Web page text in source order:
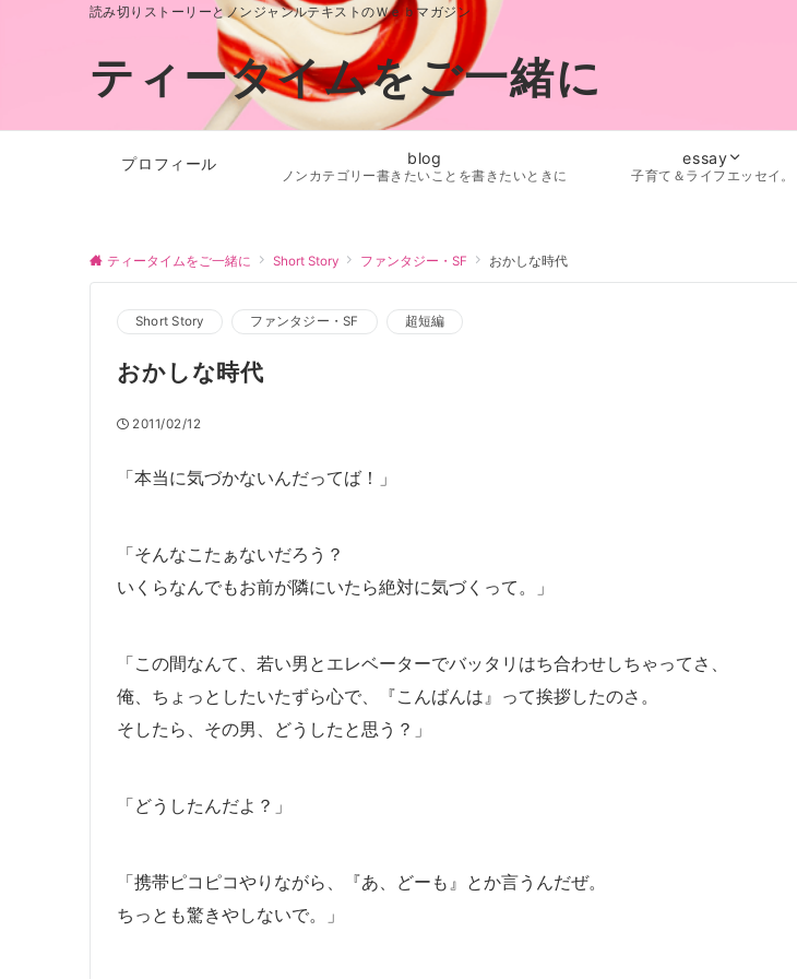
読み切りストーリーとノンジャンルテキストのＷｅｂマガジン
ティータイムをご一緒に
プロフィール blog
ノンカテゴリー書きたいことを書きたいときに
essay
子育て＆ライフエッセイ。
ティータイムをご一緒に Short Story ファンタジー・SF おかしな時代
Short Story ファンタジー・SF 超短編
おかしな時代
2011/02/12
「本当に気づかないんだってば！」
「そんなこたぁないだろう？
いくらなんでもお前が隣にいたら絶対に気づくって。」
「この間なんて、若い男とエレベーターでバッタリはち合わせしちゃってさ、
俺、ちょっとしたいたずら心で、『こんばんは』って挨拶したのさ。
そしたら、その男、どうしたと思う？」
「どうしたんだよ？」
「携帯ピコピコやりながら、『あ、どーも』とか言うんだぜ。
ちっとも驚きやしないで。」